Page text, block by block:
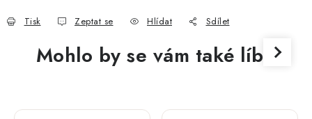
Tisk Zeptat se Hlídat Sdílet
Mohlo by se vám také líbit